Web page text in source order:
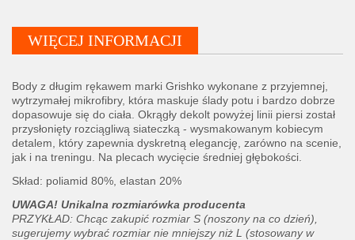
WIĘCEJ INFORMACJI
Body z długim rękawem marki Grishko wykonane z przyjemnej,
wytrzymałej mikrofibry, która maskuje ślady potu i bardzo dobrze
dopasowuje się do ciała. Okrągły dekolt powyżej linii piersi został
przysłonięty rozciągliwą siateczką - wysmakowanym kobiecym
detalem, który zapewnia dyskretną elegancję, zarówno na scenie,
jak i na treningu. Na plecach wycięcie średniej głębokości.
Skład: poliamid 80%, elastan 20%
UWAGA! Unikalna rozmiarówka producenta
PRZYKŁAD: Chcąc zakupić rozmiar S (noszony na co dzień),
sugerujemy wybrać rozmiar nie mniejszy niż L (stosowany w